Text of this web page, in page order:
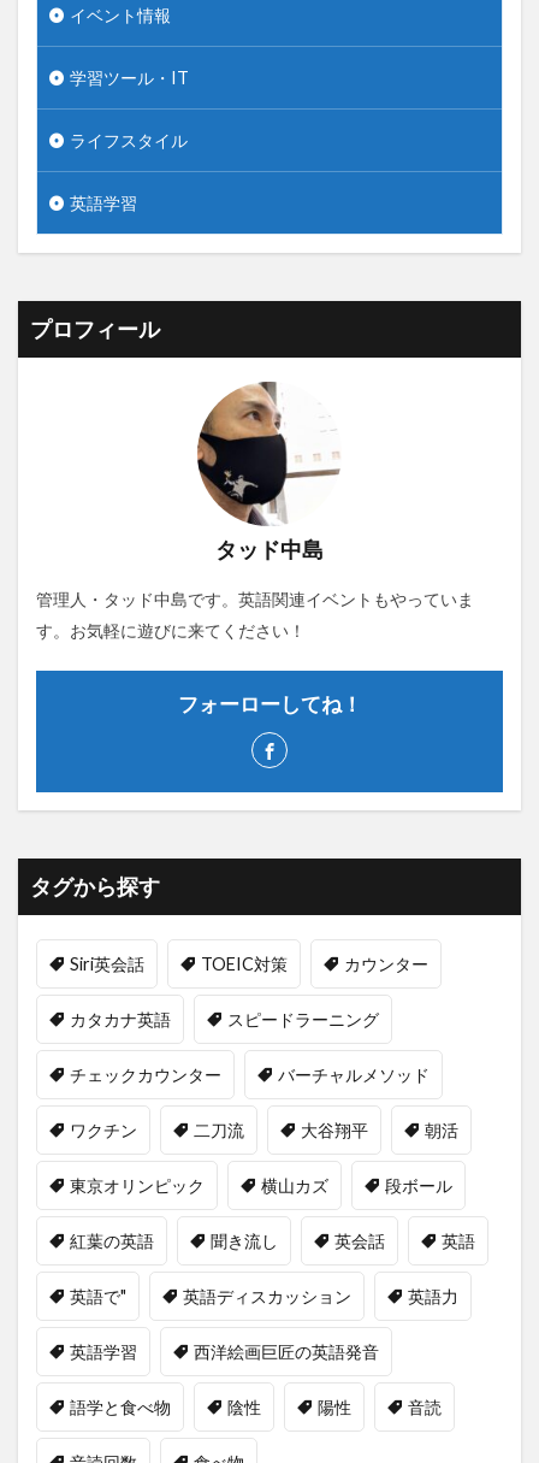
イベント情報
学習ツール・IT
ライフスタイル
英語学習
プロフィール
タッド中島
管理人・タッド中島です。英語関連イベントもやっていま
す。お気軽に遊びに来てください！
フォーローしてね！
タグから探す
Siri英会話 TOEIC対策 カウンター
カタカナ英語 スピードラーニング
チェックカウンター バーチャルメソッド
ワクチン 二刀流 大谷翔平 朝活
東京オリンピック 横山カズ 段ボール
紅葉の英語 聞き流し 英会話 英語
英語で" 英語ディスカッション 英語力
英語学習 西洋絵画巨匠の英語発音
語学と食べ物 陰性 陽性 音読